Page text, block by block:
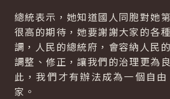
總統表示，她知道國人同胞對她
很高的期待，她要謝謝大家的各
調，人民的總統府，會容納人民
調整、修正，讓我們的治理更為
此，我們才有辦法成為一個自
家。